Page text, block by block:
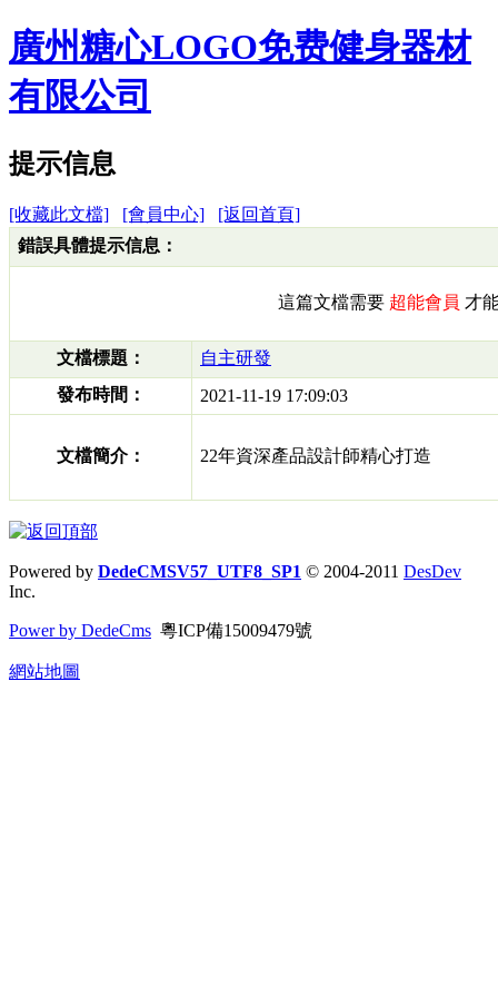
廣州糖心LOGO免费健身器材
有限公司
提示信息
[收藏此文檔] [會員中心]
[返回首頁]
錯誤具體提示信息：
這篇文檔需要 超能會員 才
文檔標題：
自主研發
發布時間：
2021-11-19 17:09:03
文檔簡介： 22年資深產品設計師精心打造
Powered by DedeCMSV57_UTF8_SP1 © 2004-2011 DesDev
Inc.
Power by DedeCms 粵ICP備15009479號
網站地圖